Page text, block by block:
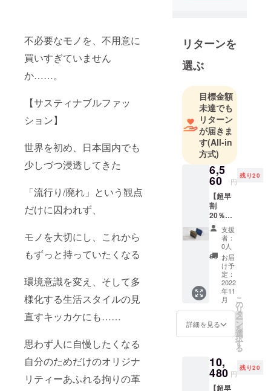
不必要なモノを、不用意に
買いすぎていません
か……。
【サスティナブルファッ
ション】
世界を初め、日本国内でも
少しづつ浸透してきた
「流行り/廃れ」という観点
だけに囚われず、
モノを大切にし、これから
もずっと持っていたくなる
環境意識を変え、そして多
様化する生活スタイルの見
直すキッカケにも……
思わず人に自慢したくなる
自分のためだけのオリジナ
リティーあふれる拘りの革
企画から製
造、発送ま
でを自社で
行うことに
より
安心して
使って頂け
るように心
掛け 製作し
ている革小
プレゼント
をもらった
ようなワク
ワク感や
日々身に着
けるものへ
の新鮮さ、
楽しさを感
じて頂ける
よう
を込めて製
作しており
リターンを
選ぶ
目標金額
未達でも
リターン
が届きま
す(All-in
方式)
6,5
60 円
残り20
【超早
割
20％OF
F：先着
20名様
限定】
フル
オー
ダーミ
ニ財布1
CAMPF
IRE限定
フル
オー
ダー仕
価格￥
\8.200-
（消費
支援
者：
0人
お届
け予
定：
2022
年11
月
詳細を見る
こ
の
リ
タ
ー
ン
を
選
択
す
る
10,
480 円
残り20
【超早